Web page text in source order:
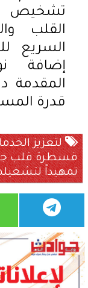
تشخيص
القلب
السريع
إضافة
المقدمة
قدرة
لتعزيز
قسطرة قلب
تمهيداً